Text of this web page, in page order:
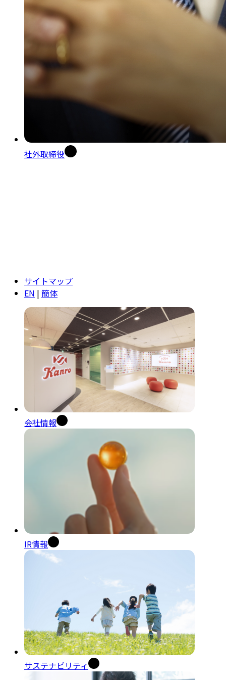
社外取締役
サイトマップ
EN | 簡体
会社情報
IR情報
サステナビリティ